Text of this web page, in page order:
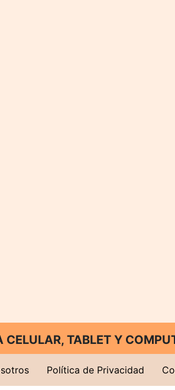
CELULAR, TABLET Y
Política de Privacidad